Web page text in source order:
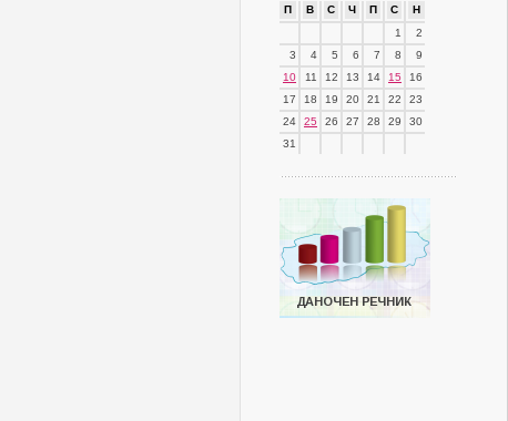
П В С Ч П С
Н
1
2
3
4 5 6 7 8
9
10
11 12 13 14 15
16
17
18 19 20 21 22
23
24
25 26 27 28 29
30
31